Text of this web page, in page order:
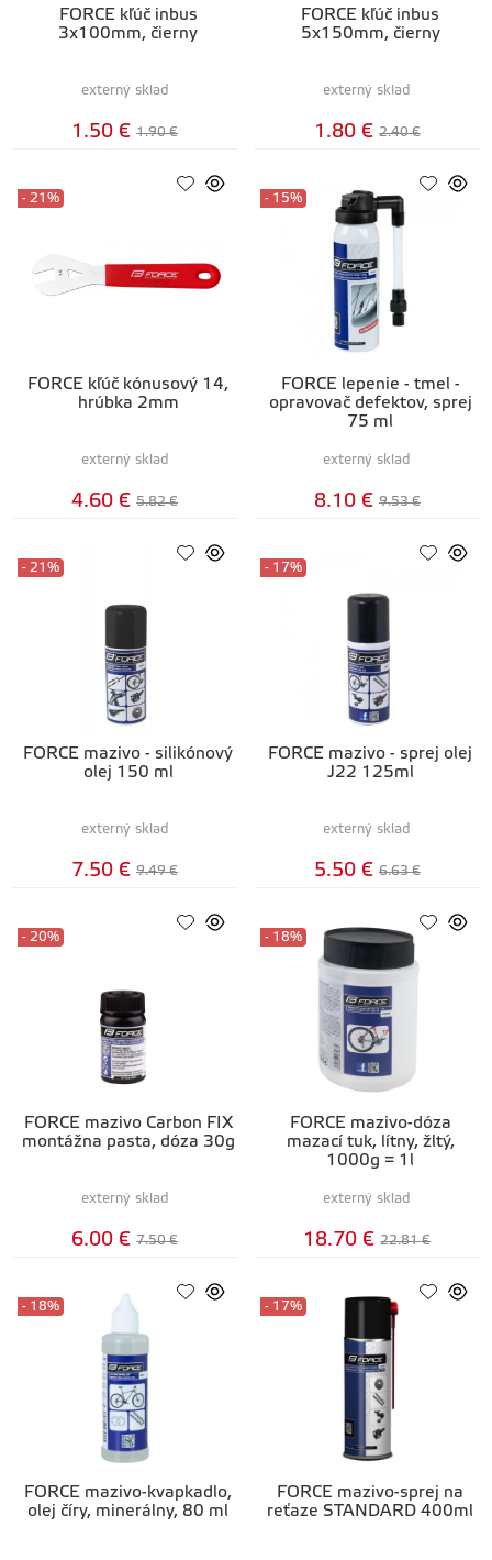
FORCE kľúč inbus
3x100mm, čierny
externý sklad
1.50 € 1.90 €
FORCE kľúč inbus
5x150mm, čierny
externý sklad
1.80 € 2.40 €
FORCE kľúč kónusový 14,
hrúbka 2mm
- 21%
externý sklad
4.60 € 5.82 €
FORCE lepenie - tmel -
opravovač defektov, sprej
75 ml
- 15%
externý sklad
8.10 € 9.53 €
FORCE mazivo - silikónový
olej 150 ml
- 21%
externý sklad
7.50 € 9.49 €
FORCE mazivo - sprej olej
J22 125ml
- 17%
externý sklad
5.50 € 6.63 €
FORCE mazivo Carbon FIX
montážna pasta, dóza 30g
- 20%
externý sklad
6.00 € 7.50 €
FORCE mazivo-dóza
mazací tuk, lítny, žltý,
1000g = 1l
- 18%
externý sklad
18.70 € 22.81 €
FORCE mazivo-kvapkadlo,
olej číry, minerálny, 80 ml
- 18%
FORCE mazivo-sprej na
reťaze STANDARD 400ml
- 17%